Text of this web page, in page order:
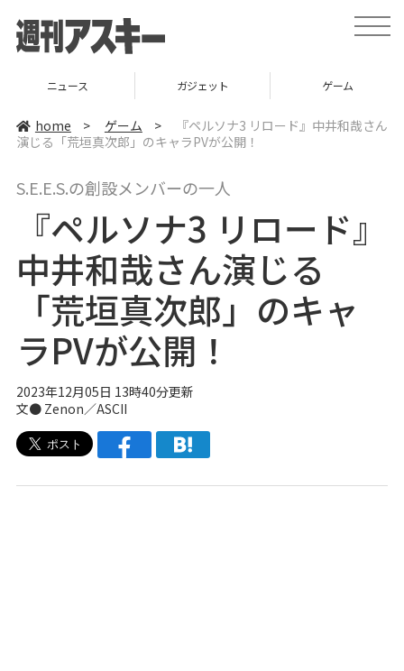
t
o
v
ニュース ガジェット ゲーム
home > ゲーム >
『ペルソナ3 リロード』中井和哉さん
演じる「荒垣真次郎」のキャラPVが公開！
S.E.E.S.の創設メンバーの一人
『ペルソナ3 リロード』
中井和哉さん演じる
「荒垣真次郎」のキャ
ラPVが公開！
2023年12月05日 13時40分更新
文● Zenon／ASCII